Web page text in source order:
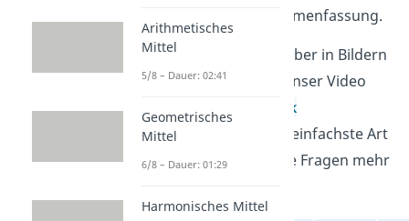
Beispiele und eine Zusammenfassung.
Du lässt dir das Thema lieber in Bildern
als in Worten erklären? Unser Video
zur
deskriptiven Statistik
veranschaulicht alles auf einfachste Art
und Weise und lässt keine Fragen mehr
Arithmetisches
Mittel
5/8 – Dauer: 02:41
Geometrisches
Mittel
6/8 – Dauer: 01:29
Harmonisches Mittel